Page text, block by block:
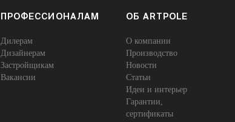
ПРОФЕССИОНАЛАМ
Дилерам
Дизайнерам
Застройщикам
Вакансии
ОБ ARTPOLE
О компании
Производство
Новости
Статьи
Идеи и интерьер
Гарантии,
сертификаты